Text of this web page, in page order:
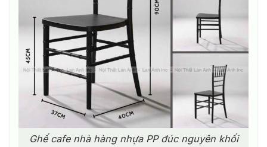
Ghế cafe nhà hàng nhựa PP đúc nguyên khối